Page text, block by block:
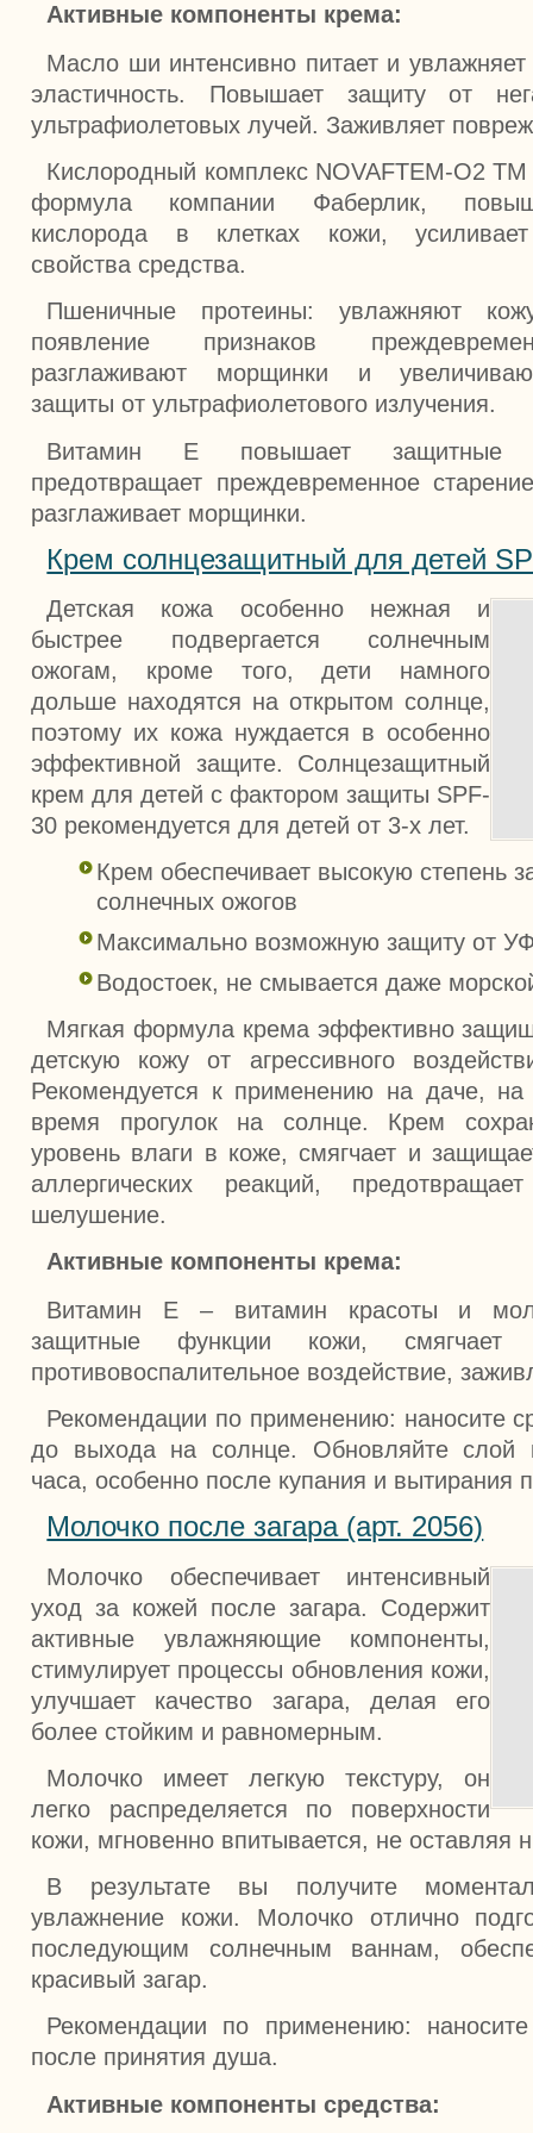
Активные компоненты крема:
Масло ши интенсивно питает и
эластичность. Повышает защиту от
ультрафиолетовых лучей. Заживляет
Кислородный комплекс NOVAFTEM-O2 TM
формула компании Фаберлик,
кислорода в клетках кожи,
свойства средства.
Пшеничные протеины: увлажняют
появление признаков
разглаживают морщинки и
защиты от ультрафиолетового излучения.
Витамин Е повышает защитные
предотвращает преждевременное
разглаживает морщинки.
Крем солнцезащитный для детей
Детская кожа особенно нежная и
быстрее подвергается солнечным
ожогам, кроме того, дети намного
дольше находятся на открытом солнце,
поэтому их кожа нуждается в особенно
эффективной защите. Солнцезащитный
крем для детей с фактором защиты SPF-
30 рекомендуется для детей от 3-х лет.
Крем обеспечивает высокую степень
солнечных ожогов
Максимально возможную защиту от
Водостоек, не смывается даже
Мягкая формула крема эффективно
детскую кожу от агрессивного
Рекомендуется к применению на даче,
время прогулок на солнце. Крем
уровень влаги в коже, смягчает и
аллергических реакций,
шелушение.
Активные компоненты крема:
Витамин Е – витамин красоты и
защитные функции кожи, смягчает
противовоспалительное воздействие,
Рекомендации по применению: наносите
до выхода на солнце. Обновляйте слой
часа, особенно после купания и вытирания
Молочко после загара (арт. 2056)
Молочко обеспечивает интенсивный
уход за кожей после загара. Содержит
активные увлажняющие компоненты,
стимулирует процессы обновления кожи,
улучшает качество загара, делая его
более стойким и равномерным.
Молочко имеет легкую текстуру, он
легко распределяется по поверхности
кожи, мгновенно впитывается, не оставляя
В результате вы получите
увлажнение кожи. Молочко отлично
последующим солнечным ваннам,
красивый загар.
Рекомендации по применению:
после принятия душа.
Активные компоненты средства: